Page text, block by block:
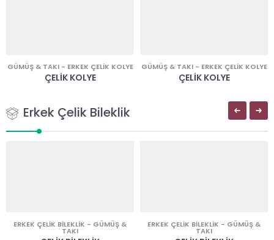
GÜMÜŞ & TAKI - ERKEK ÇELIK KOLYE
ÇELIK KOLYE
GÜMÜŞ & TAKI - ERKEK ÇELIK KOLYE
ÇELIK KOLYE
Erkek Çelik Bileklik
ERKEK ÇELIK BILEKLIK - GÜMÜŞ &
TAKI
ERKEK ÇELIK BILEKLIK - GÜMÜŞ &
TAKI